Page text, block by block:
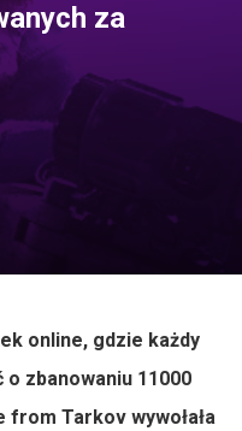
za
online, gdzie każdy
zbanowaniu 11000
Tarkov wywołała